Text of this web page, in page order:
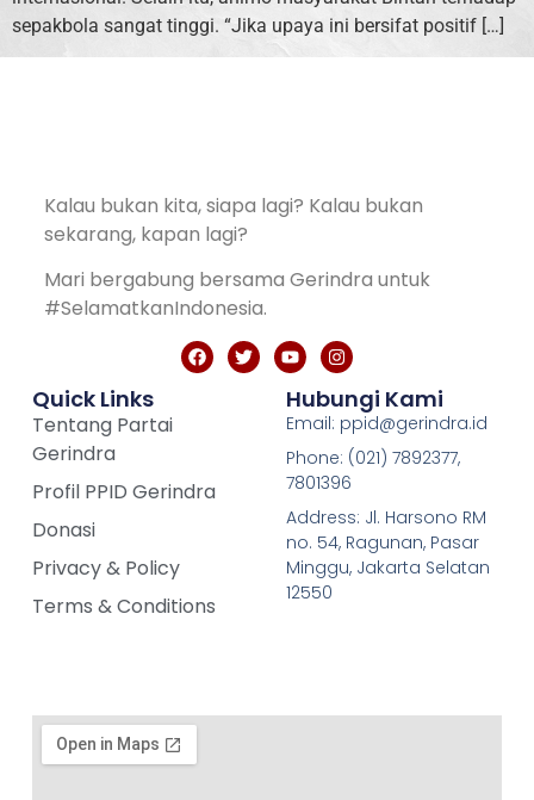
sepakbola sangat tinggi. “Jika upaya ini bersifat positif […]
Kalau bukan kita, siapa lagi? Kalau bukan
sekarang, kapan lagi?
Mari bergabung bersama Gerindra untuk
#SelamatkanIndonesia.
Quick Links
Tentang Partai
Gerindra
Profil PPID Gerindra
Donasi
Privacy & Policy
Terms & Conditions
Hubungi Kami
Email: ppid@gerindra.id
Phone: (021) 7892377,
7801396
Address: Jl. Harsono RM
no. 54, Ragunan, Pasar
Minggu, Jakarta Selatan
12550